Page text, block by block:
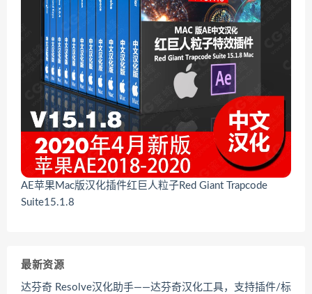
AE苹果Mac版汉化插件红巨人粒子Red Giant Trapcode
Suite15.1.8
最新资源
达芬奇 Resolve汉化助手——达芬奇汉化工具，支持插件/标